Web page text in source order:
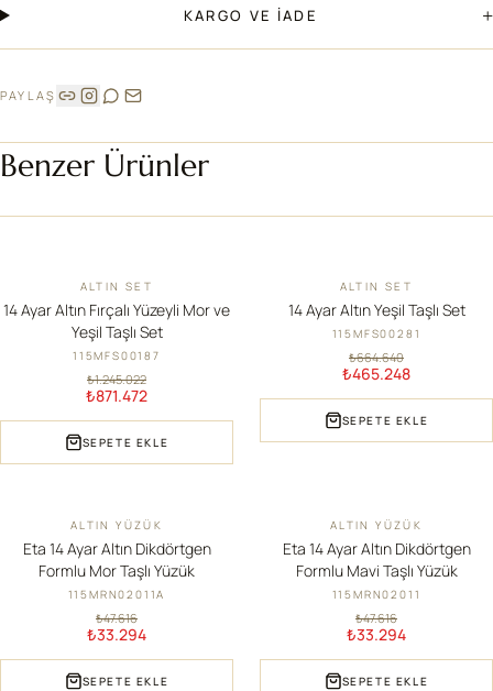
KARGO VE İADE +
PAYLAŞ
Benzer Ürünler
ALTIN SET
14 Ayar Altın Fırçalı Yüzeyli Mor ve
Yeşil Taşlı Set
115MFS00187
₺1.245.022
₺871.472
SEPETE EKLE
ALTIN SET
14 Ayar Altın Yeşil Taşlı Set
115MFS00281
₺664.640
₺465.248
SEPETE EKLE
İNDIRIMALTIN YÜZÜK
Eta 14 Ayar Altın Dikdörtgen
Formlu Mor Taşlı Yüzük
115MRN02011A
₺47.616
₺33.294
SEPETE EKLE
İNDIRIMALTIN YÜZÜK
Eta 14 Ayar Altın Dikdörtgen
Formlu Mavi Taşlı Yüzük
115MRN02011
₺47.616
₺33.294
SEPETE EKLE